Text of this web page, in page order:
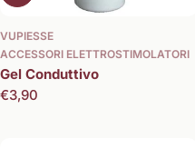
VUPIESSE
ACCESSORI ELETTROSTIMOLATORI
Gel Conduttivo
Prezzo
€3,90